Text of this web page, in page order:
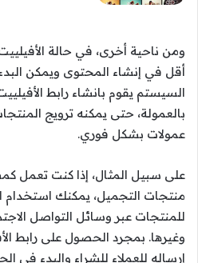
ومن ناحية أخرى، في حالة
أقل في إنشاء المحتوى ويمكن
السيستم يقوم بانشاء رابط
بالعمولة، حتى يمكنه ترويج
عمولات بشكل فوري.
على سبيل المثال، إذا كنت تعمل
منتجات التجميل، يمكنك استخدام
للمنتجات عبر وسائل التواصل
وغيرها. بمجرد الحصول على رابط
إرساله للعملاء للشراء والبدء